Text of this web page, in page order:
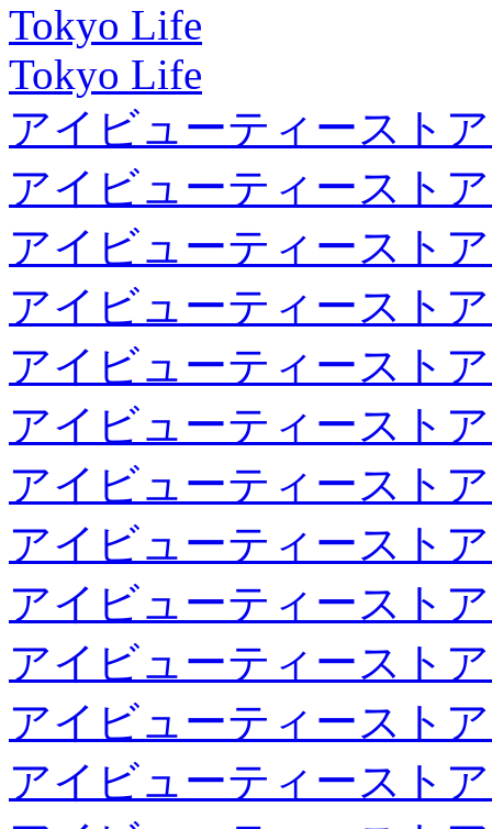
Tokyo Life
Tokyo Life
アイビューティースト
アイビューティースト
アイビューティースト
アイビューティースト
アイビューティースト
アイビューティースト
アイビューティースト
アイビューティースト
アイビューティースト
アイビューティースト
アイビューティースト
アイビューティースト